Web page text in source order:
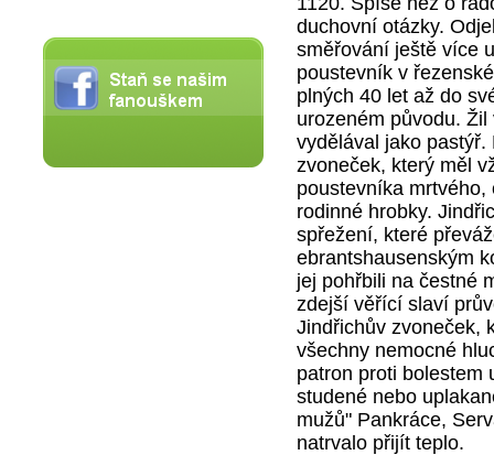
duchovní otázky.
směřování ještě více
poustevník v
plných 40 let až do
urozeném původu.
vydělával jako
zvoneček, který měl
poustevníka
rodinné hrobky.
spřežení, které
ebrantshausenským
jej pohřbili na čestné
zdejší věřící slaví
Jindřichův zvoneček,
všechny nemocné
patron proti bolestem
studené nebo
mužů" Pankráce,
natrvalo přijít teplo.